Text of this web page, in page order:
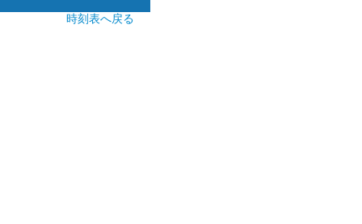
時刻表へ戻る